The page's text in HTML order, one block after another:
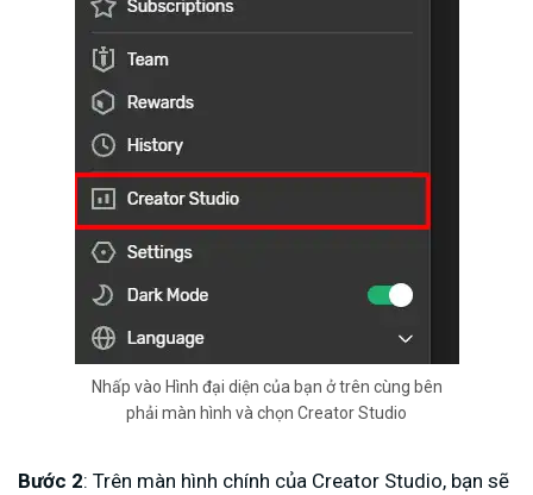
Nhấp vào Hình đại diện của bạn ở trên cùng bên
phải màn hình và chọn Creator Studio
Bước 2: Trên màn hình chính của Creator Studio, bạn sẽ